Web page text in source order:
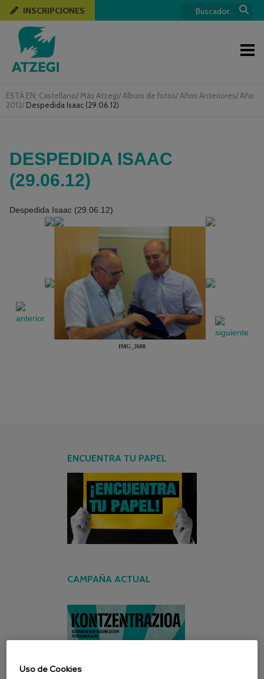
ESTÁ EN: Castellano/ Más Atzegi/ Album de fotos/ Años Anteriores/ Año
2012/ Despedida Isaac (29.06.12)
INSCRIPCIONES
DESPEDIDA ISAAC
(29.06.12)
Despedida Isaac (29.06.12)
IMG_2688
ENCUENTRA TU PAPEL
CAMPAÑA ACTUAL
Uso de Cookies